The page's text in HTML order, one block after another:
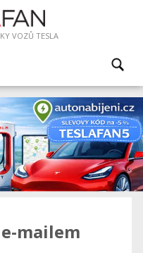
VOZŮ TESLA
mailem